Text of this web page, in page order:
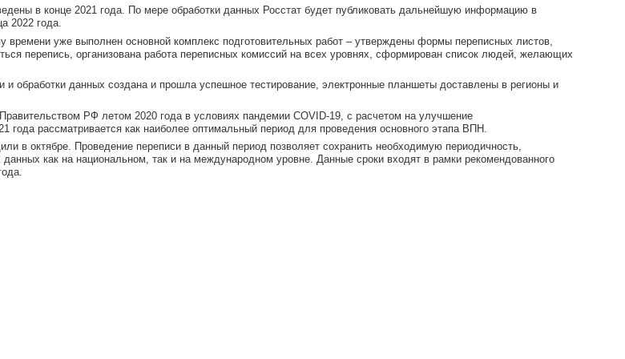
в конце 2021 года. По мере обработки данных Росстат будет публиковать дальнейшую информацию в
2022 года.
времени уже выполнен основной комплекс подготовительных работ – утверждены формы переписных листов,
перепись, организована работа переписных комиссий на всех уровнях, сформирован список людей, желающих
обработки данных создана и прошла успешное тестирование, электронные планшеты доставлены в регионы и
РФ летом 2020 года в условиях пандемии COVID-19, с расчетом на улучшение
рассматривается как наиболее оптимальный период для проведения основного этапа ВПН.
в октябре. Проведение переписи в данный период позволяет сохранить необходимую периодичность,
данных как на национальном, так и на международном уровне. Данные сроки входят в рамки рекомендованного